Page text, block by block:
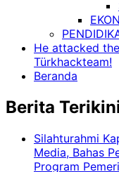
He attacked
Türkhackteam!
Beranda
Berita
Silahturahmi
Media, Bahas
Program